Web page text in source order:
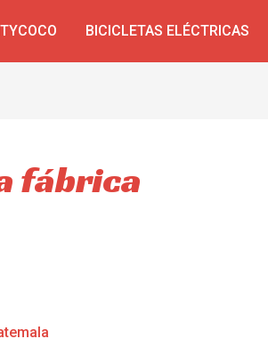
BICICLETAS ELÉCTRICAS
fábrica